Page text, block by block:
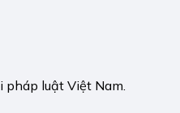
luật Việt Nam.